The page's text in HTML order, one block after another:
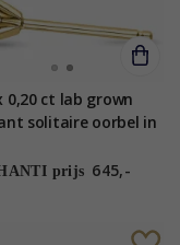
0,20 ct lab grown
solitaire oorbel in
grown diamant
prijs 645,-